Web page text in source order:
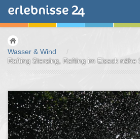
Wasser & Wind
/
Rafting Sterzing, Rafting im Eisack nähe